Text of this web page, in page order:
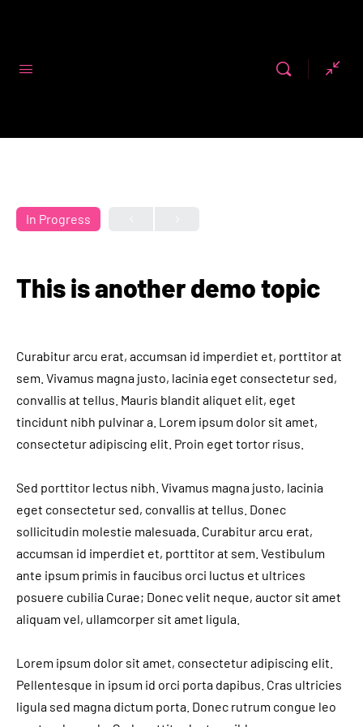
In Progress
This is another demo topic
Curabitur arcu erat, accumsan id imperdiet et, porttitor at
sem. Vivamus magna justo, lacinia eget consectetur sed,
convallis at tellus. Mauris blandit aliquet elit, eget
tincidunt nibh pulvinar a. Lorem ipsum dolor sit amet,
consectetur adipiscing elit. Proin eget tortor risus.
Sed porttitor lectus nibh. Vivamus magna justo, lacinia
eget consectetur sed, convallis at tellus. Donec
sollicitudin molestie malesuada. Curabitur arcu erat,
accumsan id imperdiet et, porttitor at sem. Vestibulum
ante ipsum primis in faucibus orci luctus et ultrices
posuere cubilia Curae; Donec velit neque, auctor sit amet
aliquam vel, ullamcorper sit amet ligula.
Lorem ipsum dolor sit amet, consectetur adipiscing elit.
Pellentesque in ipsum id orci porta dapibus. Cras ultricies
ligula sed magna dictum porta. Donec rutrum congue leo